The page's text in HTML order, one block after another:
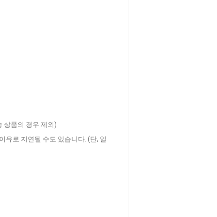
상품의 경우 제외)
유로 지연될 수도 있습니다. (단, 일